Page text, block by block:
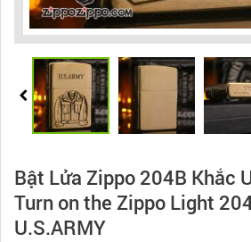
Bật Lửa Zippo 204B Khắc
Turn on the Zippo Light
U.S.ARMY